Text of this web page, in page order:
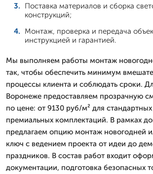
Поставка материалов и сборка
конструкций;
Монтаж, проверка и передача
инструкцией и гарантией.
Мы выполняем работы монтаж
так, чтобы обеспечить минимум
процессы клиента и соблюдать сроки.
Воронеже предоставляем прозрачную
по цене: от 9130 руб/м² для
премиальных комплектаций. В рамках
предлагаем опцию монтаж новогодней
ключ с ведением проекта от идеи до
праздников. В состав работ входит
документации, подготовка безопасных